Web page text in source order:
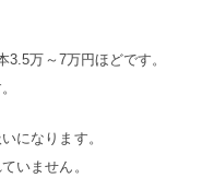
3.5万～7万円ほどです。
になります。
いません。